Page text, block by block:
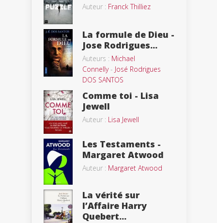
Auteur : Franck Thilliez
La formule de Dieu -
Jose Rodrigues...
Auteurs : Michael
Connelly- José Rodrigues
DOS SANTOS
Comme toi - Lisa
Jewell
Auteur : Lisa Jewell
Les Testaments -
Margaret Atwood
Auteur : Margaret Atwood
La vérité sur
l’Affaire Harry
Quebert...